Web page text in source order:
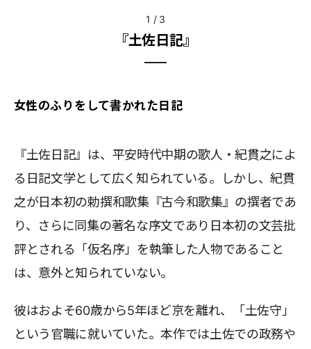
1 / 3
『土佐日記』
女性のふりをして書かれた日記
『土佐日記』は、平安時代中期の歌人・紀貫之によ
る日記文学として広く知られている。しかし、紀貫
之が日本初の勅撰和歌集『古今和歌集』の撰者であ
り、さらに同集の著名な序文であり日本初の文芸批
評とされる「仮名序」を執筆した人物であること
は、意外と知られていない。
彼はおよそ60歳から5年ほど京を離れ、「土佐守」
という官職に就いていた。本作では土佐での政務や